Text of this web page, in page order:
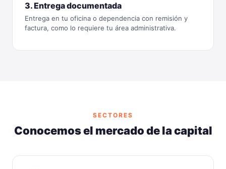
3. Entrega documentada
Entrega en tu oficina o dependencia con remisión y
factura, como lo requiere tu área administrativa.
SECTORES
Conocemos el mercado de la capital